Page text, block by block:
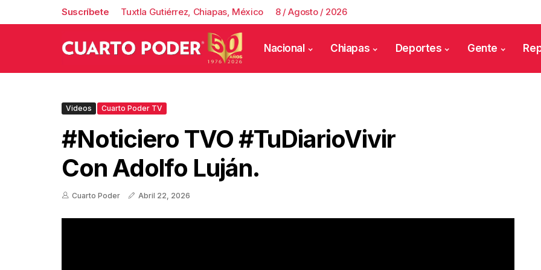
Suscríbete Tuxtla Gutiérrez, Chiapas, México 8 / Agosto / 2026
Nacional Chiapas Deportes Gente
Videos Cuarto Poder TV
#Noticiero TVO #TuDiarioVivir
Con Adolfo Luján.
Cuarto Poder Abril 22, 2026